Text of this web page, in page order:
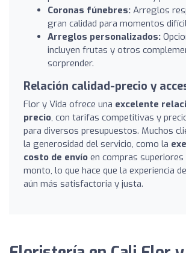
Coronas fúnebres: Arreglos
gran calidad para momentos
Arreglos personalizados:
incluyen frutas y otros
sorprender.
Relación calidad-precio y
Flor y Vida ofrece una excelente
precio, con tarifas competitivas y
para diversos presupuestos. Muchos
la generosidad del servicio, como la
costo de envío en compras
monto, lo que hace que la experiencia
aún más satisfactoria y justa.